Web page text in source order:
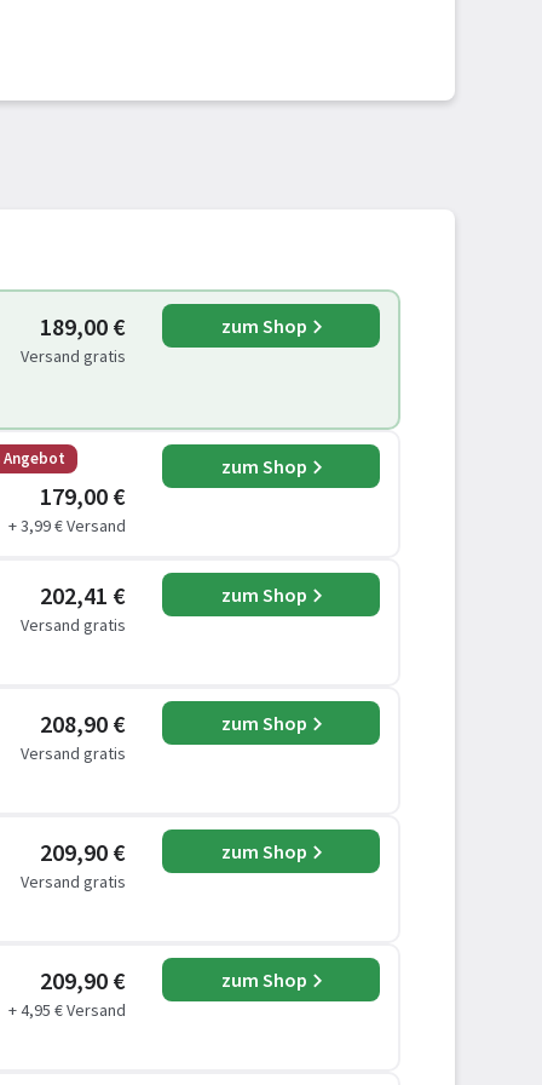
189,00 €
Versand gratis
zum Shop
179,00 €
+ 3,99 € Versand
zum Shop
202,41 €
Versand gratis
zum Shop
208,90 €
Versand gratis
zum Shop
209,90 €
Versand gratis
zum Shop
209,90 €
+ 4,95 € Versand
zum Shop